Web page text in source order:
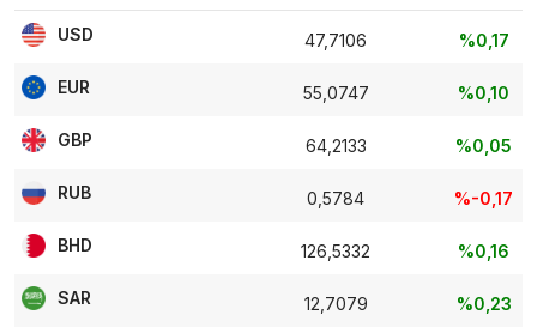
USD 47,7106 %0,17
EUR 55,0747 %0,10
GBP 64,2133 %0,05
RUB 0,5784 %-0,17
BHD 126,5332 %0,16
SAR 12,7079 %0,23